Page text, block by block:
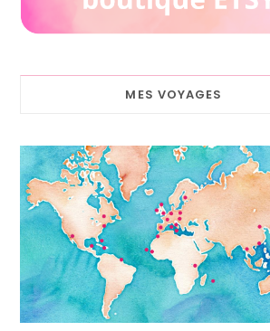
MES VOYAGES